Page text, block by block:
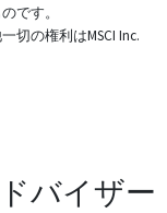
です。
切の権利はMSCI Inc.
バイザー